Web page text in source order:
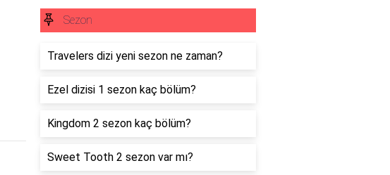
Sezon
Travelers dizi yeni sezon ne zaman?
Ezel dizisi 1 sezon kaç bölüm?
Kingdom 2 sezon kaç bölüm?
Sweet Tooth 2 sezon var mı?